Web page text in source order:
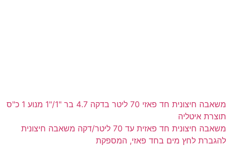
משאבה חיצונית חד פאזי 70 ליטר בדקה 4.7 בר "1/"1 מנוע 1 כ"ס
תוצרת איטליה
משאבה חיצונית חד פאזית עד 70 ליטר/דקה משאבה חיצונית
להגברת לחץ מים בחד פאזי, המספקת